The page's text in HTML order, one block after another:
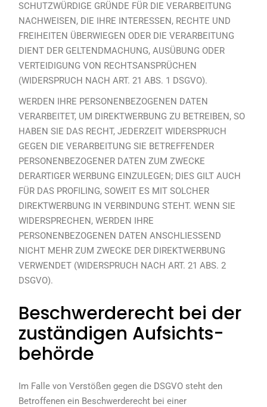
SCHUTZWÜRDIGE GRÜNDE FÜR DIE VERARBEITUNG
NACHWEISEN, DIE IHRE INTERESSEN, RECHTE UND
FREIHEITEN ÜBERWIEGEN ODER DIE VERARBEITUNG
DIENT DER GELTENDMACHUNG, AUSÜBUNG ODER
VERTEIDIGUNG VON RECHTSANSPRÜCHEN
(WIDERSPRUCH NACH ART. 21 ABS. 1 DSGVO).
WERDEN IHRE PERSONENBEZOGENEN DATEN
VERARBEITET, UM DIREKTWERBUNG ZU BETREIBEN, SO
HABEN SIE DAS RECHT, JEDERZEIT WIDERSPRUCH
GEGEN DIE VERARBEITUNG SIE BETREFFENDER
PERSONENBEZOGENER DATEN ZUM ZWECKE
DERARTIGER WERBUNG EINZULEGEN; DIES GILT AUCH
FÜR DAS PROFILING, SOWEIT ES MIT SOLCHER
DIREKTWERBUNG IN VERBINDUNG STEHT. WENN SIE
WIDERSPRECHEN, WERDEN IHRE
PERSONENBEZOGENEN DATEN ANSCHLIESSEND
NICHT MEHR ZUM ZWECKE DER DIREKTWERBUNG
VERWENDET (WIDERSPRUCH NACH ART. 21 ABS. 2
DSGVO).
Beschwerde­recht bei der
zuständigen Aufsichts­
behörde
Im Falle von Verstößen gegen die DSGVO steht den
Betroffenen ein Beschwerderecht bei einer